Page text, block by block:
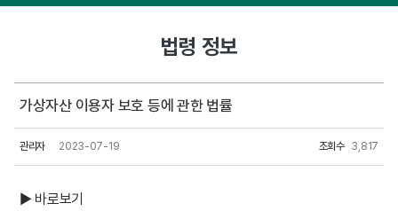
법령 정보
가상자산 이용자 보호 등에 관한 법률
관리자 2023-07-19 조회수 3,817
▶ 바로보기